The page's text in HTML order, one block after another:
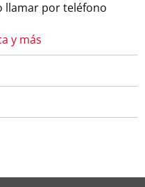
llamar por teléfono
y más